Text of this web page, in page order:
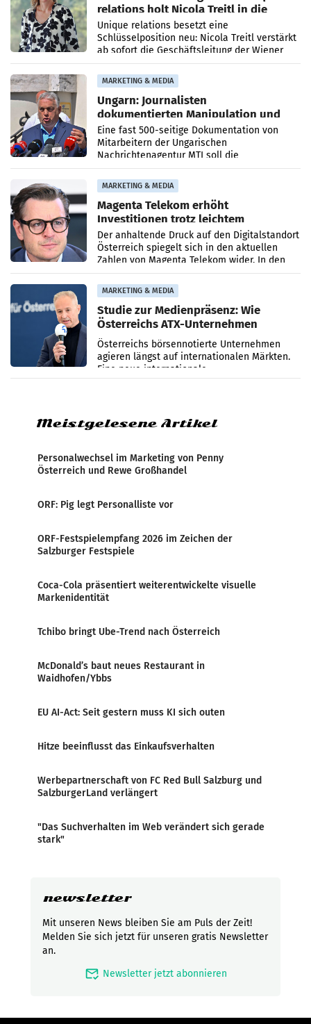
relations holt Nicola Treitl in die
Geschäftsleitung
Unique relations besetzt eine
Schlüsselposition neu: Nicola Treitl verstärkt
ab sofort die Geschäftsleitung der Wiener
PR-Agentur an der Seite von Josef Kalina und
Anna Kalina-Mahr.
MARKETING & MEDIA
Ungarn: Journalisten
dokumentierten Manipulation und
Zensur
Eine fast 500-seitige Dokumentation von
Mitarbeitern der Ungarischen
Nachrichtenagentur MTI soll die
systematische Nachrichten-Manipulation und
Zensur bei der Agentur während der Zeit
MARKETING & MEDIA
Magenta Telekom erhöht
Investitionen trotz leichtem
Umsatzrückgang
Der anhaltende Druck auf den Digitalstandort
Österreich spiegelt sich in den aktuellen
Zahlen von Magenta Telekom wider. In den
ersten sechs Monaten des laufenden Jahres
verzeichnete
MARKETING & MEDIA
Studie zur Medienpräsenz: Wie
Österreichs ATX-Unternehmen
international wahrgenommen
werden
Österreichs börsennotierte Unternehmen
agieren längst auf internationalen Märkten.
Eine neue internationale
Medienresonanzanalyse untersucht die
Meistgelesene Artikel
Personalwechsel im Marketing von Penny
Österreich und Rewe Großhandel
ORF: Pig legt Personalliste vor
ORF-Festspielempfang 2026 im Zeichen der
Salzburger Festspiele
Coca-Cola präsentiert weiterentwickelte visuelle
Markenidentität
Tchibo bringt Ube-Trend nach Österreich
McDonald’s baut neues Restaurant in
Waidhofen/Ybbs
EU AI-Act: Seit gestern muss KI sich outen
Hitze beeinflusst das Einkaufsverhalten
Werbepartnerschaft von FC Red Bull Salzburg und
SalzburgerLand verlängert
"Das Suchverhalten im Web verändert sich gerade
stark"
newsletter
Mit unseren News bleiben Sie am Puls der Zeit!
Melden Sie sich jetzt für unseren gratis Newsletter
an.
mark_email_read Newsletter jetzt abonnieren